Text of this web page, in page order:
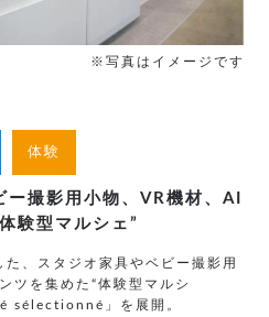
※写真はイメージです
体験
撮影用小物、VR機材、AI
験型マルシェ”
、スタジオ家具やベビー撮影用
ツを集めた“体験型マルシ
sélectionné」を展開。